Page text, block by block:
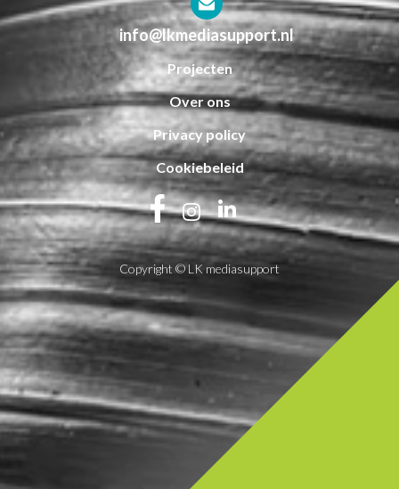
info@lkmediasupport.nl
Projecten
Over ons
Privacy policy
Cookiebeleid
Copyright © LK mediasupport